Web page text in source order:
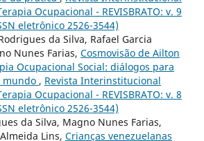
Ocupacional - REVISBRATO: v. 9
eletrônico 2526-3544)
da Silva, Rafael Garcia
Nunes Farias, Cosmovisão de Ailton
Ocupacional Social: diálogos para
mundo , Revista Interinstitucional
Ocupacional - REVISBRATO: v. 8
eletrônico 2526-3544)
da Silva, Magno Nunes Farias,
Lins, Crianças venezuelanas